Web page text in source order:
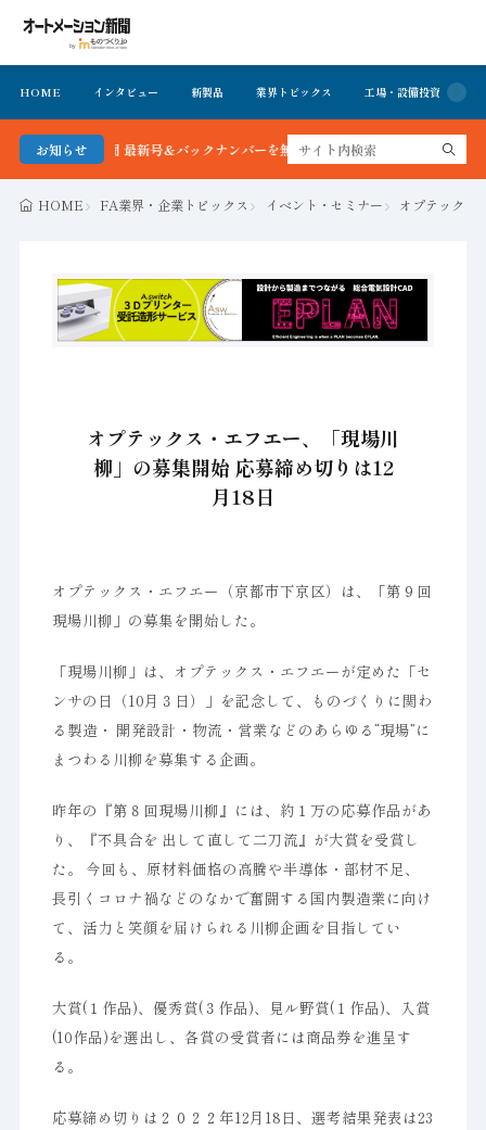
HOME インタビュー 新製品 業界トピックス 工場・設備投資
お知らせ
ン新聞 最新号＆バックナンバーを無料で公開中 詳細はこちら
HOME FA業界・企業トピックス イベント・セミナー オプテックス
オプテックス・エフエー、「現場川
柳」の募集開始 応募締め切りは12
月18日
オプテックス・エフエー（京都市下京区）は、「第９回
現場川柳」の募集を開始した。
「現場川柳」は、オプテックス・エフエーが定めた「セ
ンサの日（10月３日）」を記念して、ものづくりに関わ
る製造・ 開発設計・物流・営業などのあらゆる“現場”に
まつわる川柳を募集する企画。
昨年の『第８回現場川柳』には、約１万の応募作品があ
り、『不具合を 出して直して二刀流』が大賞を受賞し
た。 今回も、原材料価格の高騰や半導体・部材不足、
長引くコロナ禍などのなかで奮闘する国内製造業に向け
て、活力と笑顔を届けられる川柳企画を目指してい
る。
大賞(１作品)、優秀賞(３作品)、見ル野賞(１作品)、入賞
(10作品)を選出し、各賞の受賞者には商品券を進呈す
る。
応募締め切りは２０２２年12月18日、選考結果発表は23